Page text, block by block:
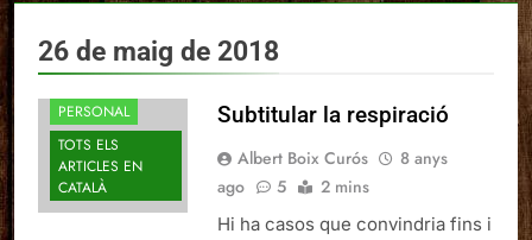
26 de maig de 2018
PERSONAL
TOTS ELS
ARTICLES EN
CATALÀ
Subtitular la respiració
Albert Boix Curós
8 anys
ago
5 2 mins
Hi ha casos que convindria fins i